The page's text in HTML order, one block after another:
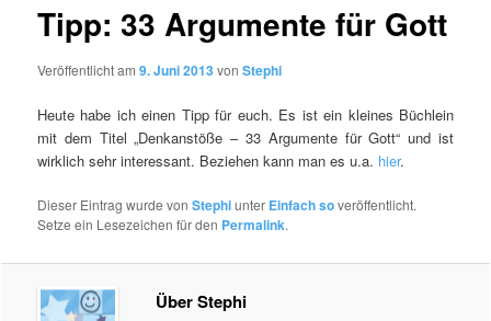
Tipp: 33 Argumente für Gott
Veröffentlicht am9. Juni 2013 vonStephi
Heute habe ich einen Tipp für euch. Es ist ein kleines Büchlein
mit dem Titel „Denkanstöße – 33 Argumente für Gott“ und ist
wirklich sehr interessant. Beziehen kann man es u.a. hier.
Dieser Eintrag wurde vonStephiunter Einfach soveröffentlicht.
Setze ein Lesezeichen für den Permalink.
Über Stephi